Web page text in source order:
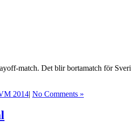
match. Det blir bortamatch för
2014| No Comments »